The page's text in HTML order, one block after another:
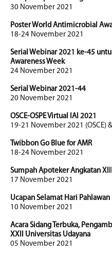
30 November 2021
Poster World Antimicrobial
18-24 November 2021
Serial Webinar 2021 ke-45
Awareness Week
24 November 2021
Serial Webinar 2021-44
20 November 2021
OSCE-OSPE Virtual IAI 2021
19-21 November 2021 (OSCE)
Twibbon Go Blue for AMR
18-24 November 2021
Sumpah Apoteker Angkatan
17 November 2021
Ucapan Selamat Hari
10 November 2021
Acara Sidang Terbuka,
XXII Universitas Udayana
05 November 2021